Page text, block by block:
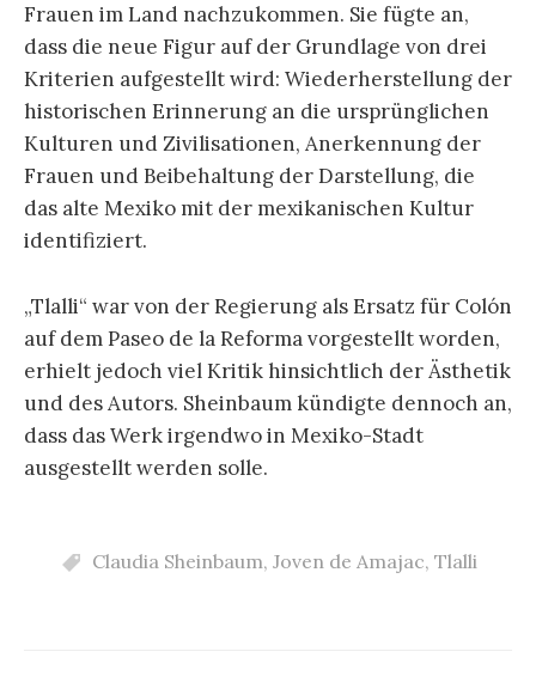
Frauen im Land nachzukommen. Sie fügte an,
dass die neue Figur auf der Grundlage von drei
Kriterien aufgestellt wird: Wiederherstellung der
historischen Erinnerung an die ursprünglichen
Kulturen und Zivilisationen, Anerkennung der
Frauen und Beibehaltung der Darstellung, die
das alte Mexiko mit der mexikanischen Kultur
identifiziert.
„Tlalli“ war von der Regierung als Ersatz für Colón
auf dem Paseo de la Reforma vorgestellt worden,
erhielt jedoch viel Kritik hinsichtlich der Ästhetik
und des Autors. Sheinbaum kündigte dennoch an,
dass das Werk irgendwo in Mexiko-Stadt
ausgestellt werden solle.
Claudia Sheinbaum, Joven de Amajac, Tlalli